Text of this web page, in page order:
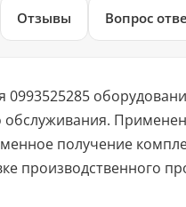
Отзывы Вопрос
обслуживания.
получение
производственного